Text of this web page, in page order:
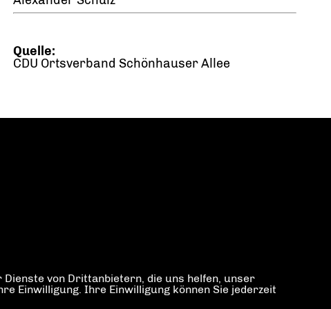
Quelle:
CDU Ortsverband Schönhauser Allee
von Drittanbietern, die uns helfen, unser
Einwilligung. Ihre Einwilligung können Sie jederzeit